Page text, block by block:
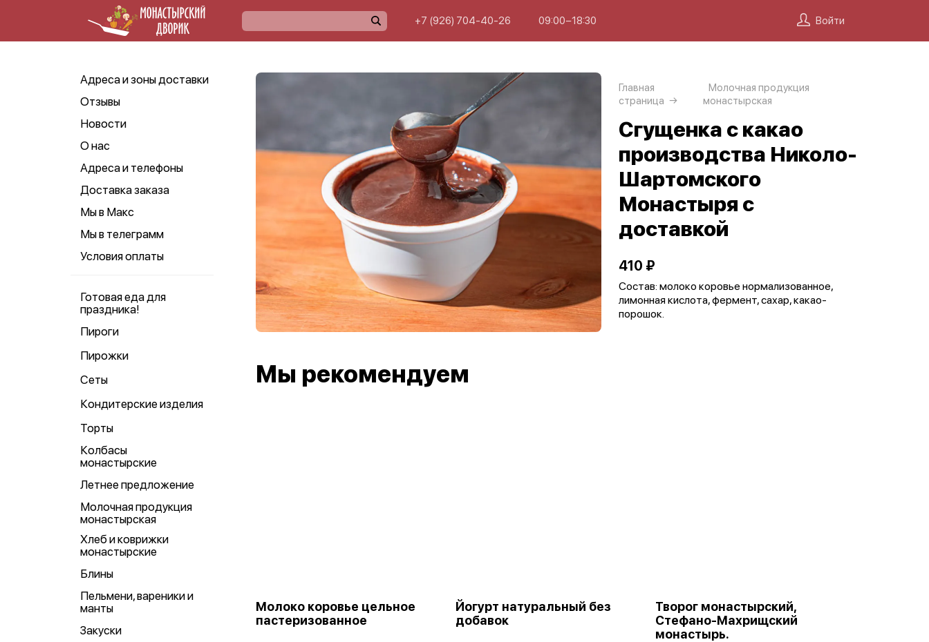
+7 (926) 704-40-26 09:00−18:30 Войти
Адреса и зоны доставки
Отзывы
Новости
О нас
Адреса и телефоны
Доставка заказа
Мы в Макс
Мы в телеграмм
Условия оплаты
Готовая еда для
праздника!
Пироги
Пирожки
Сеты
Кондитерские изделия
Торты
Колбасы
монастырские
Летнее предложение
Молочная продукция
монастырская
Хлеб и коврижки
монастырские
Блины
Пельмени, вареники и
манты
Закуски
Главная
страница
Молочная продукция
монастырская
Сгущенка с какао
производства Николо-
Шартомского
Монастыря с
доставкой
410 ₽
Состав: молоко коровье нормализованное,
лимонная кислота, фермент, сахар, какао-
порошок.
Мы рекомендуем
Молоко коровье цельное
пастеризованное
Йогурт натуральный без
добавок
Творог монастырский,
Стефано-Махрищский
монастырь.